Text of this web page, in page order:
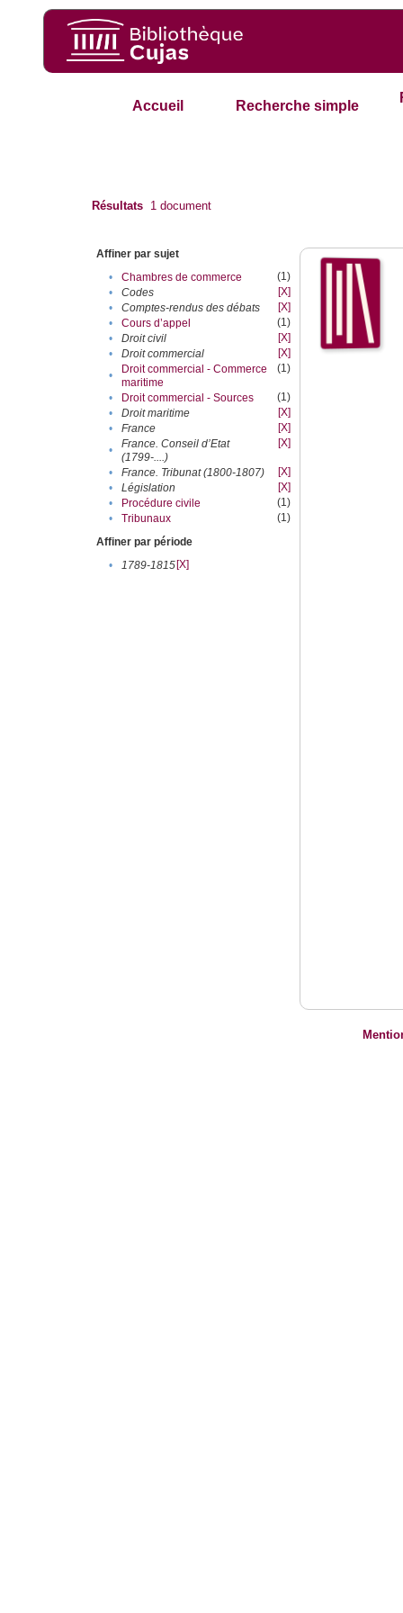
Accueil Recherche simple
Résultats 1 document
Affiner par sujet
•
Chambres de commerce
(1)
•
Codes
[X]
•
Comptes-rendus des débats
[X]
•
Cours d’appel
(1)
•
Droit civil
[X]
•
Droit commercial
[X]
•
Droit commercial - Commerce
maritime
(1)
• Droit commercial - Sources
(1)
•
Droit maritime
[X]
•
France
[X]
•
France. Conseil d’Etat
(1799-....)
[X]
• France. Tribunat (1800-1807)
[X]
•
Législation
[X]
•
Procédure civile
(1)
•
Tribunaux
(1)
Affiner par période
•
1789-1815[X]